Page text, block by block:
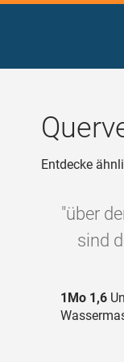
Entdecke
"über
sind
1Mo 1,6